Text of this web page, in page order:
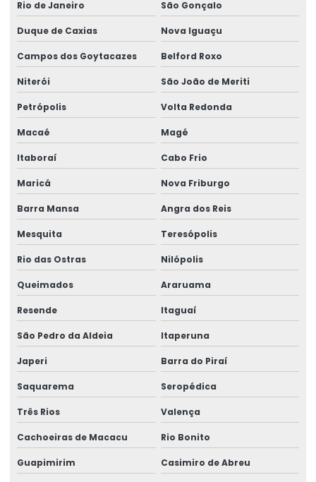
Empresa de ponte rolante
Empresa de talha elétrica
Empresas de barramento blindado
Equipamento Para Elevação De Cargas Até 250 Toneladas
Equipamentos swf krantechnik brasil
Especialista Em Manutenção De Cargas
Esteira porta cabo para ponte rolante
Fabricação de caminho de rolamento
Fornecedores de cabo de aço
Fornecedores de talha elétrica
Freio para ponte rolante multimarcas
Gancho para ponte rolante
Importadora de equipamento swf
Importadora de peças ponte rolante multimarcas
Instalação de barramento blindado
Rio de Janeiro São Gonçalo
Duque de Caxias Nova Iguaçu
Campos dos Goytacazes Belford Roxo
Niterói São João de Meriti
Petrópolis Volta Redonda
Macaé Magé
Itaboraí Cabo Frio
Maricá Nova Friburgo
Barra Mansa Angra dos Reis
Mesquita Teresópolis
Rio das Ostras Nilópolis
Queimados Araruama
Resende Itaguaí
São Pedro da Aldeia Itaperuna
Japeri Barra do Piraí
Saquarema Seropédica
Três Rios Valença
Cachoeiras de Macacu Rio Bonito
Guapimirim Casimiro de Abreu